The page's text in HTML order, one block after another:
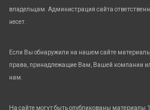
владельцам. Администрация сайта
несет.
Если Вы обнаружили на нашем сайте
права, принадлежащие Вам, Вашей компании
нам.
На сайте могут быть опубликованы материалы